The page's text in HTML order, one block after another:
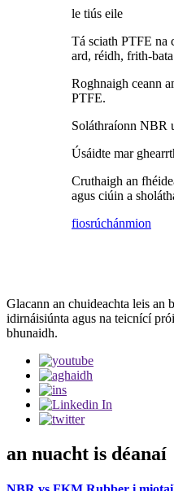
le tiús eile
Tá sciath PTFE na
ard, réidh, frith-
Roghnaigh ceann
PTFE.
Soláthraíonn NBR
Úsáidte mar
Cruthaigh an
agus ciúin a
fiosrúchánmion
Glacann an chuideachta leis an
idirnáisiúnta agus na teicnící
bhunaidh.
an nuacht is déanaí